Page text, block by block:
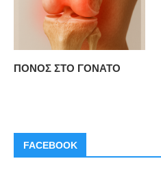
ΠΟΝΟΣ ΣΤΟ ΓΟΝΑΤΟ
FACEBOOK